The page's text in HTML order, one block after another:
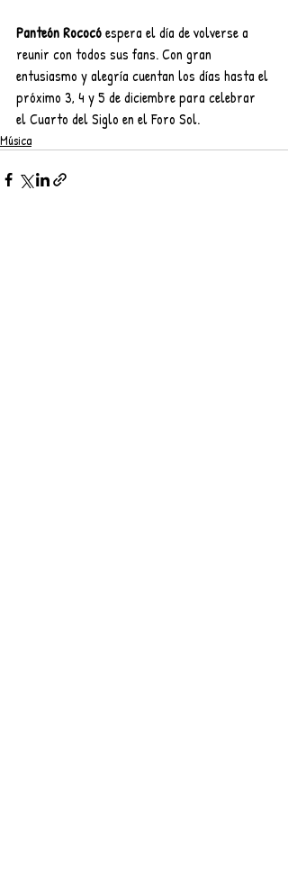
Panteón Rococó espera el día de volverse a
reunir con todos sus fans. Con gran
entusiasmo y alegría cuentan los días hasta el
próximo 3, 4 y 5 de diciembre para celebrar
el Cuarto del Siglo en el Foro Sol.
Música